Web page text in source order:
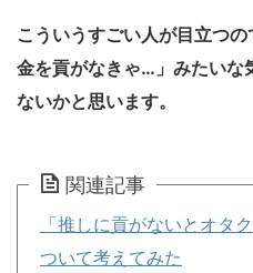
こういうすごい人が目立つ
金を貢がなきゃ…」みたいな
ないかと思います。
関連記事
「推しに貢がないとオタ
ついて考えてみた